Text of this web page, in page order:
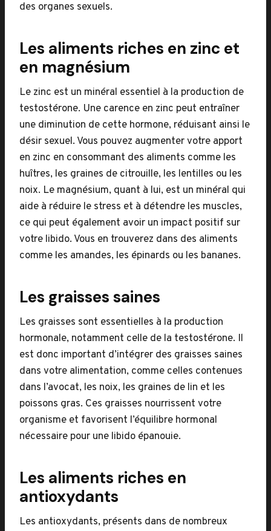
des organes sexuels.
Les aliments riches en zinc et
en magnésium
Le zinc est un minéral essentiel à la production de
testostérone. Une carence en zinc peut entraîner
une diminution de cette hormone, réduisant ainsi le
désir sexuel. Vous pouvez augmenter votre apport
en zinc en consommant des aliments comme les
huîtres, les graines de citrouille, les lentilles ou les
noix. Le magnésium, quant à lui, est un minéral qui
aide à réduire le stress et à détendre les muscles,
ce qui peut également avoir un impact positif sur
votre libido. Vous en trouverez dans des aliments
comme les amandes, les épinards ou les bananes.
Les graisses saines
Les graisses sont essentielles à la production
hormonale, notamment celle de la testostérone. Il
est donc important d’intégrer des graisses saines
dans votre alimentation, comme celles contenues
dans l’avocat, les noix, les graines de lin et les
poissons gras. Ces graisses nourrissent votre
organisme et favorisent l’équilibre hormonal
nécessaire pour une libido épanouie.
Les aliments riches en
antioxydants
Les antioxydants, présents dans de nombreux